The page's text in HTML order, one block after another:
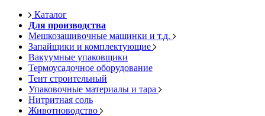
Каталог
Для производства
Мешкозашивочные машинки и т.д.
Запайщики и комплектующие
Вакуумные упаковщики
Термоусадочное оборудование
Тент строительный
Упаковочные материалы и тара
Нитритная соль
Животноводство